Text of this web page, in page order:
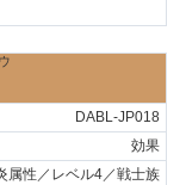
DABL-JP018
効果
属性／レベル4／戦士族